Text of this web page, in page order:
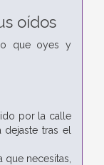
oídos
que oyes y
por la calle
tras el
necesitas,